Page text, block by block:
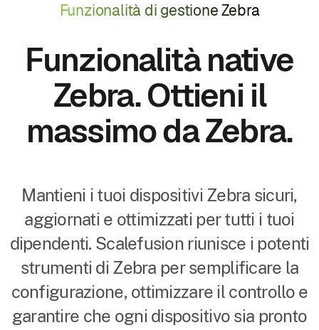
Funzionalità di gestione Zebra
Funzionalità native
Zebra. Ottieni il
massimo da Zebra.
Mantieni i tuoi dispositivi Zebra sicuri,
aggiornati e ottimizzati per tutti i tuoi
dipendenti. Scalefusion riunisce i potenti
strumenti di Zebra per semplificare la
configurazione, ottimizzare il controllo e
garantire che ogni dispositivo sia pronto